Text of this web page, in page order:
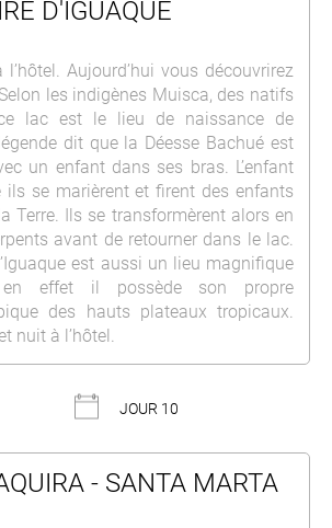
D'IGUAQUE
l’hôtel. Aujourd’hui vous découvrirez
les indigènes Muisca, des natifs
lac est le lieu de naissance de
dit que la Déesse Bachué est
un enfant dans ses bras. L’enfant
ils se marièrent et firent des enfants
Terre. Ils se transformèrent alors en
avant de retourner dans le lac.
est aussi un lieu magnifique
effet il possède son propre
des hauts plateaux tropicaux.
nuit à l’hôtel.
JOUR 10
- SANTA MARTA